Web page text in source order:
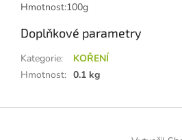
Hmotnost:100g
Doplňkové parametry
Kategorie:
KOŘENÍ
Hmotnost: 0.1 kg